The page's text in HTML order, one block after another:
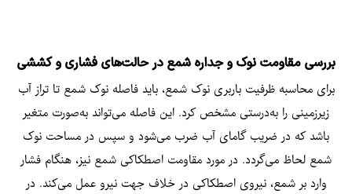
بررسی مقاومت نوک و جداره شمع در حالت‌های فشاری و کششی
برای محاسبه ظرفیت باربری نوک شمع، باید فاصله نوک شمع تا تراز آب
زیرزمینی را به‌درستی مشخص کرد. این فاصله می‌تواند به‌صورت متغیر
باشد که در ضریب گامای آب ضرب می‌شود و سپس در مساحت نوک
شمع لحاظ می‌گردد. در مورد مقاومت اصطکاکی شمع نیز، هنگام فشار
وارد بر شمع، نیروی اصطکاکی​ در خلاف جهت نیرو عمل می‌کند. در